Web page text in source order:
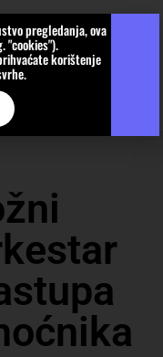
pregledanja, ova
"cookies").
korištenje